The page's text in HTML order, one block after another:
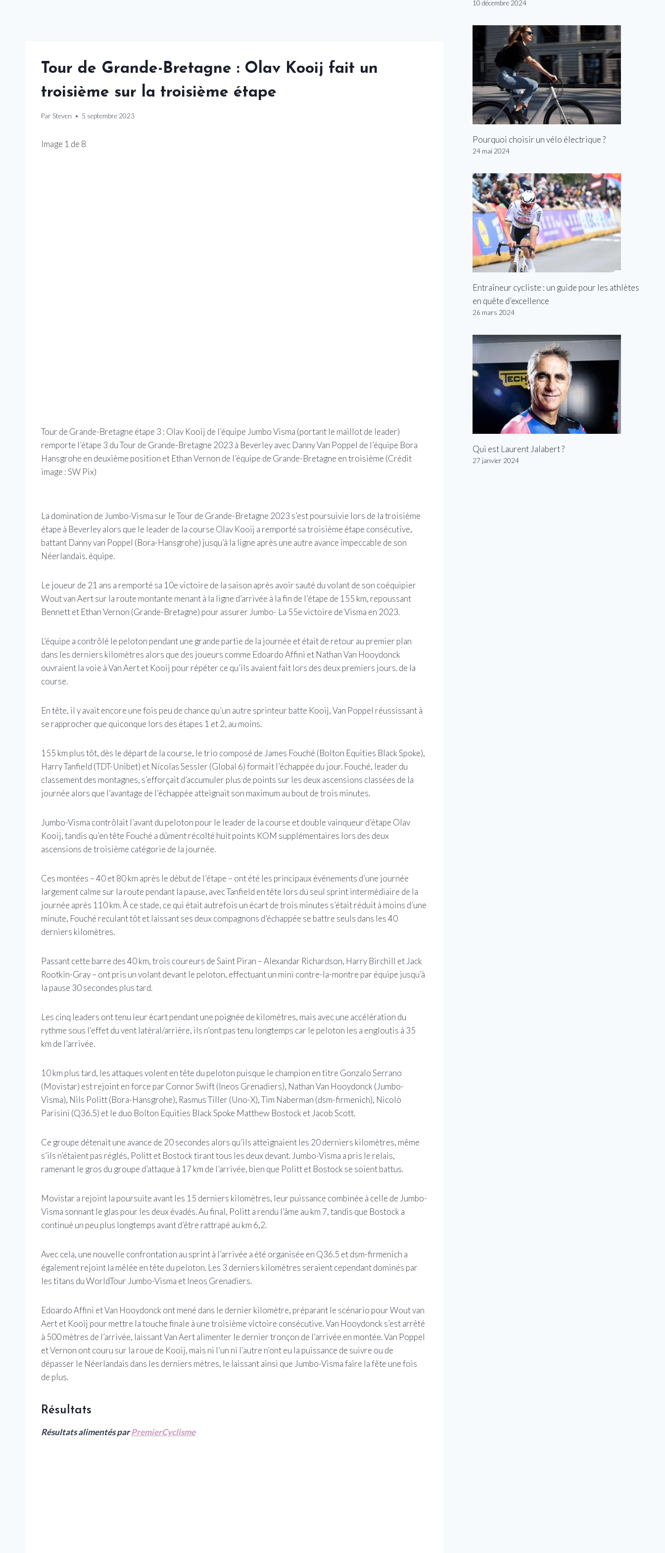
Tour de Grande-Bretagne : Olav Kooij fait un
troisième sur la troisième étape
Par Steven 5 septembre 2023
Image 1 de 8
Tour de Grande-Bretagne étape 3 : Olav Kooij de l’équipe Jumbo Visma (portant le maillot de leader)
remporte l’étape 3 du Tour de Grande-Bretagne 2023 à Beverley avec Danny Van Poppel de l’équipe Bora
Hansgrohe en deuxième position et Ethan Vernon de l’équipe de Grande-Bretagne en troisième (Crédit
image : SW Pix)
La domination de Jumbo-Visma sur le Tour de Grande-Bretagne 2023 s’est poursuivie lors de la troisième
étape à Beverley alors que le leader de la course Olav Kooij a remporté sa troisième étape consécutive,
battant Danny van Poppel (Bora-Hansgrohe) jusqu’à la ligne après une autre avance impeccable de son
Néerlandais. équipe.
Le joueur de 21 ans a remporté sa 10e victoire de la saison après avoir sauté du volant de son coéquipier
Wout van Aert sur la route montante menant à la ligne d’arrivée à la fin de l’étape de 155 km, repoussant
Bennett et Ethan Vernon (Grande-Bretagne) pour assurer Jumbo- La 55e victoire de Visma en 2023.
L’équipe a contrôlé le peloton pendant une grande partie de la journée et était de retour au premier plan
dans les derniers kilomètres alors que des joueurs comme Edoardo Affini et Nathan Van Hooydonck
ouvraient la voie à Van Aert et Kooij pour répéter ce qu’ils avaient fait lors des deux premiers jours. de la
course.
En tête, il y avait encore une fois peu de chance qu’un autre sprinteur batte Kooij, Van Poppel réussissant à
se rapprocher que quiconque lors des étapes 1 et 2, au moins.
155 km plus tôt, dès le départ de la course, le trio composé de James Fouché (Bolton Equities Black Spoke),
Harry Tanfield (TDT-Unibet) et Nícolas Sessler (Global 6) formait l’échappée du jour. Fouché, leader du
classement des montagnes, s’efforçait d’accumuler plus de points sur les deux ascensions classées de la
journée alors que l’avantage de l’échappée atteignait son maximum au bout de trois minutes.
Jumbo-Visma contrôlait l’avant du peloton pour le leader de la course et double vainqueur d’étape Olav
Kooij, tandis qu’en tête Fouché a dûment récolté huit points KOM supplémentaires lors des deux
ascensions de troisième catégorie de la journée.
Ces montées – 40 et 80 km après le début de l’étape – ont été les principaux événements d’une journée
largement calme sur la route pendant la pause, avec Tanfield en tête lors du seul sprint intermédiaire de la
journée après 110 km. À ce stade, ce qui était autrefois un écart de trois minutes s’était réduit à moins d’une
minute, Fouché reculant tôt et laissant ses deux compagnons d’échappée se battre seuls dans les 40
derniers kilomètres.
Passant cette barre des 40 km, trois coureurs de Saint Piran – Alexandar Richardson, Harry Birchill et Jack
Rootkin-Gray – ont pris un volant devant le peloton, effectuant un mini contre-la-montre par équipe jusqu’à
la pause 30 secondes plus tard.
Les cinq leaders ont tenu leur écart pendant une poignée de kilomètres, mais avec une accélération du
rythme sous l’effet du vent latéral/arrière, ils n’ont pas tenu longtemps car le peloton les a engloutis à 35
km de l’arrivée.
10 km plus tard, les attaques volent en tête du peloton puisque le champion en titre Gonzalo Serrano
(Movistar) est rejoint en force par Connor Swift (Ineos Grenadiers), Nathan Van Hooydonck (Jumbo-
Visma), Nils Politt (Bora-Hansgrohe), Rasmus Tiller (Uno-X), Tim Naberman (dsm-firmenich), Nicolò
Parisini (Q36.5) et le duo Bolton Equities Black Spoke Matthew Bostock et Jacob Scott.
Ce groupe détenait une avance de 20 secondes alors qu’ils atteignaient les 20 derniers kilomètres, même
s’ils n’étaient pas réglés, Politt et Bostock tirant tous les deux devant. Jumbo-Visma a pris le relais,
ramenant le gros du groupe d’attaque à 17 km de l’arrivée, bien que Politt et Bostock se soient battus.
Movistar a rejoint la poursuite avant les 15 derniers kilomètres, leur puissance combinée à celle de Jumbo-
Visma sonnant le glas pour les deux évadés. Au final, Politt a rendu l’âme au km 7, tandis que Bostock a
continué un peu plus longtemps avant d’être rattrapé au km 6,2.
Avec cela, une nouvelle confrontation au sprint à l’arrivée a été organisée en Q36.5 et dsm-firmenich a
également rejoint la mêlée en tête du peloton. Les 3 derniers kilomètres seraient cependant dominés par
les titans du WorldTour Jumbo-Visma et Ineos Grenadiers.
Edoardo Affini et Van Hooydonck ont ​​mené dans le dernier kilomètre, préparant le scénario pour Wout van
Aert et Kooij pour mettre la touche finale à une troisième victoire consécutive. Van Hooydonck s’est arrêté
à 500 mètres de l’arrivée, laissant Van Aert alimenter le dernier tronçon de l’arrivée en montée. Van Poppel
et Vernon ont couru sur la roue de Kooij, mais ni l’un ni l’autre n’ont eu la puissance de suivre ou de
dépasser le Néerlandais dans les derniers mètres, le laissant ainsi que Jumbo-Visma faire la fête une fois
de plus.
Résultats
Résultats alimentés parPremierCyclisme
10 décembre 2024
Pourquoi choisir un vélo électrique ?
24 mai 2024
Entraîneur cycliste : un guide pour les athlètes
en quête d’excellence
26 mars 2024
Qui est Laurent Jalabert ?
27 janvier 2024